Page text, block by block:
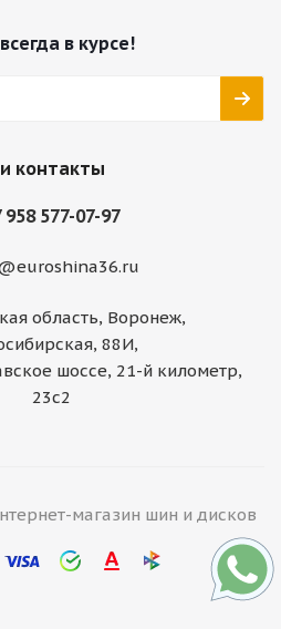
в курсе!
контакты
958 577-07-97
область, Воронеж,
88И,
шоссе, 21-й километр,
23с2
магазин шин и дисков